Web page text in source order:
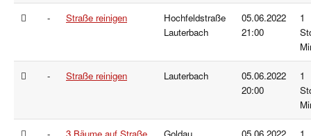
- Straße reinigen
Hochfeldstraße
Lauterbach
05.06.2022
21:00
1
- Straße reinigen Lauterbach
05.06.2022
20:00
1
- 3 Bäume auf Straße Goldau
05.06.2022
1